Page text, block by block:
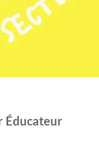
Éducateur